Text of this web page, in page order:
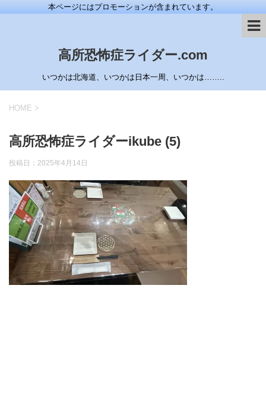
本ページにはプロモーションが含まれています。
高所恐怖症ライダー.com
いつかは北海道、いつかは日本一周、いつかは……..
HOME >
高所恐怖症ライダーikube (5)
投稿日： 2025年4月14日